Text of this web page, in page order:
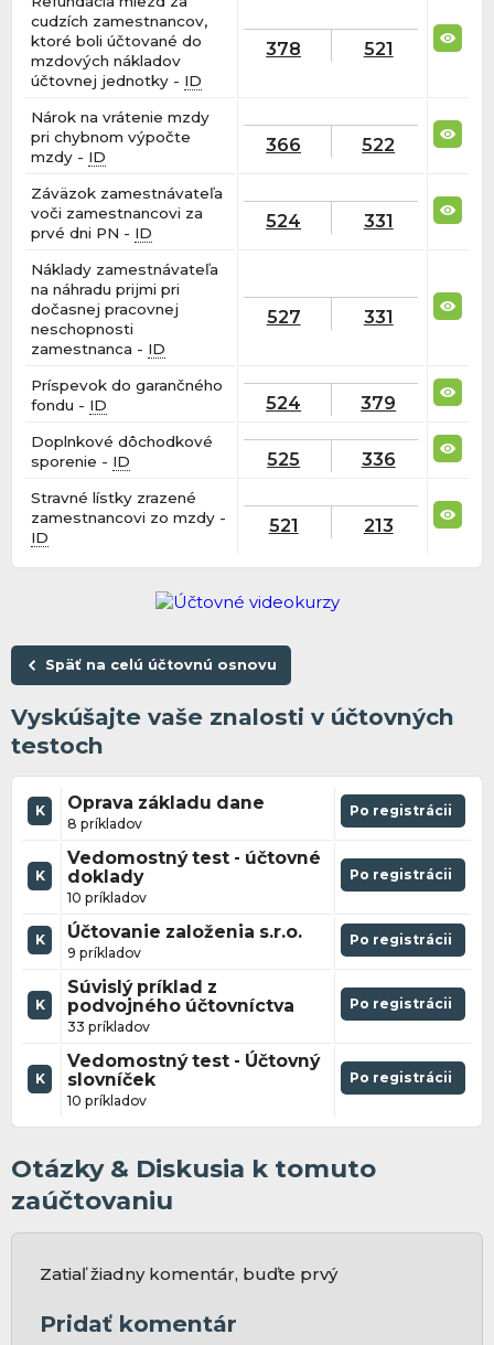
cudzích zamestnancov,
ktoré boli účtované do
mzdových nákladov
účtovnej jednotky - ID
378 521
Nárok na vrátenie mzdy
pri chybnom výpočte
mzdy - ID
366 522
Záväzok zamestnávateľa
voči zamestnancovi za
prvé dni PN - ID
524 331
Náklady zamestnávateľa
na náhradu prijmi pri
dočasnej pracovnej
neschopnosti
zamestnanca - ID
527 331
Príspevok do garančného
fondu - ID 524 379
Doplnkové dôchodkové
sporenie - ID 525 336
Stravné lístky zrazené
zamestnancovi zo mzdy -
ID
521 213
Späť na celú účtovnú osnovu
Vyskúšajte vaše znalosti v účtovných
testoch
K Oprava základu dane
8 príkladov
Po registrácii
K
Vedomostný test - účtovné
doklady
10 príkladov
Po registrácii
K Účtovanie založenia s.r.o.
9 príkladov
Po registrácii
K
Súvislý príklad z
podvojného účtovníctva
33 príkladov
Po registrácii
K
Vedomostný test - Účtovný
slovníček
10 príkladov
Po registrácii
Otázky & Diskusia k tomuto
zaúčtovaniu
Zatiaľ žiadny komentár, buďte prvý
Pridať komentár